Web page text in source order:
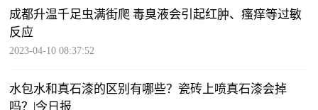
成都升温千足虫满街爬 毒臭液会引起红肿、瘙痒等过敏
反应
2023-04-10 08:37:52
水包水和真石漆的区别有哪些？瓷砖上喷真石漆会掉
吗？|今日报